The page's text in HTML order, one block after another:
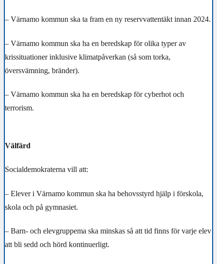
– Värnamo kommun ska ta fram en ny reservvattentäkt innan 2024.
– Värnamo kommun ska ha en beredskap för olika typer av
krissituationer inklusive klimatpåverkan (så som torka,
översvämning, bränder).
– Värnamo kommun ska ha en beredskap för cyberhot och
terrorism.
Välfärd
Socialdemokraterna vill att:
– Elever i Värnamo kommun ska ha behovsstyrd hjälp i förskola,
skola och på gymnasiet.
– Barn- och elevgruppema ska minskas så att tid finns för varje elev
att bli sedd och hörd kontinuerligt.